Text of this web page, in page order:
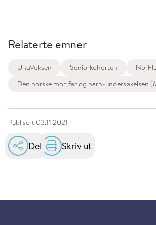
Relaterte emner
UngVoksen Seniorkohorten
Den norske mor, far og barn-undersøkelsen
Publisert 03.11.2021
Del Skriv ut